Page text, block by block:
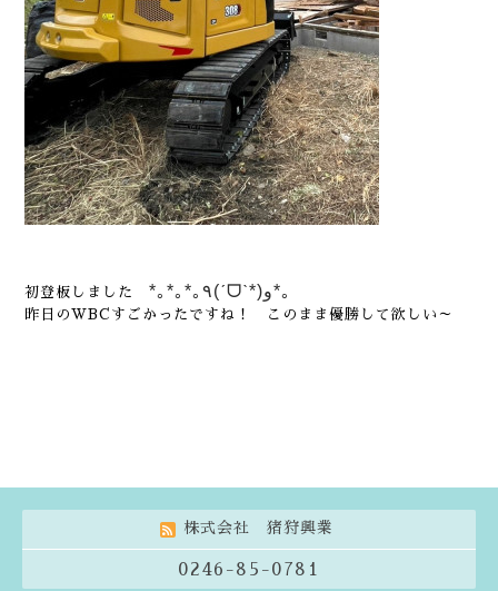
初登板しました *｡ *｡ *｡٩(ˊᗜˋ*)و*｡
昨日のWBCすごかったですね！ このまま優勝して欲しい～
株式会社 猪狩興業
0246-85-0781